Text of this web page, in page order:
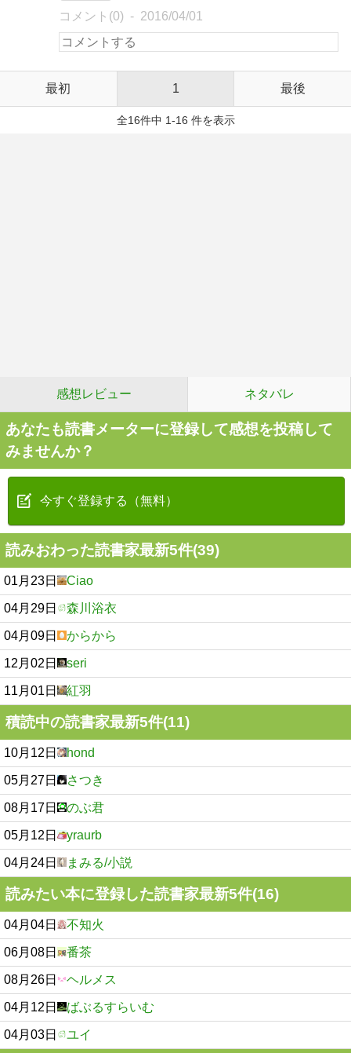
コメント(0) 2016/04/01
最初 1 最後
全16件中 1-16 件を表示
感想レビュー ネタバレ
あなたも読書メーターに登録して感想を投稿して
みませんか？
今すぐ登録する（無料）
読みおわった読書家最新5件(39)
01月23日 Ciao
04月29日 森川浴衣
04月09日 からから
12月02日 seri
11月01日 紅羽
積読中の読書家最新5件(11)
10月12日 hond
05月27日 さつき
08月17日 のぶ君
05月12日 yraurb
04月24日 まみる/小説
読みたい本に登録した読書家最新5件(16)
04月04日 不知火
06月08日 番茶
08月26日 ヘルメス
04月12日 ばぶるすらいむ
04月03日 ユイ